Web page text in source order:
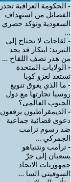
- الحكومة العراقية تحذر
الفصائل من استهداف
السعودية وتؤكد حصري
...
- لقاحات لا تحتاج إلى
التبريد: ابتكار قد يحد
من هدر نصف اللقاح ...
- الولايات المتحدة
تستعد لغزو كوبا
- ما الذي يعوق تنويع
روسيا تجارتها مع دول
الجنوب العالمي؟
- الديمقراطيون يرفعون
دعوى قضائية جماعية
ضد رسوم ترامب
الجمركي ...
- ترامب ونتنياهو
يسعيان إلى جرّ
جمهوريات الاتحاد
السوفيتي السا ...